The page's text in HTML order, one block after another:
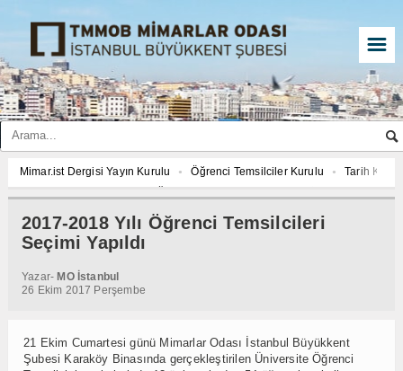
☰
Mimar.ist Dergisi Yayın Kurulu Öğrenci Temsilciler Kurulu
Tarih
İmar ve Çevre Komisyonu
Çed Danışma Kurulu
2027 YILI AJANDASI
Öğrenci Temsilciler Kurulu
2017-2018 Yılı Öğrenci Temsilcileri
Seçimi Yapıldı
Yazar- MO İstanbul
26 Ekim 2017 Perşembe
21 Ekim Cumartesi günü Mimarlar Odası İstanbul Büyükkent
Şubesi Karaköy Binasında gerçekleştirilen Üniversite Öğrenci